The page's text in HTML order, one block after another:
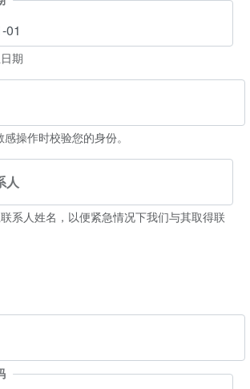
期
操作时校验您的身份。
人
系人姓名，以便紧急情况下我们与其取得联